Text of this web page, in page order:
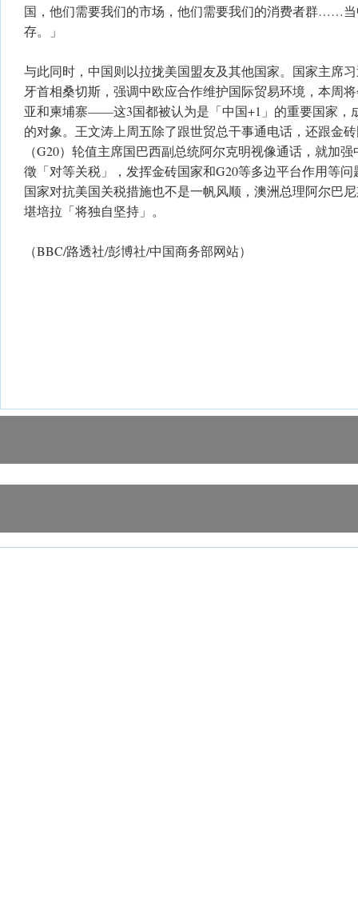
国，他们需要我们的市场，他们需要我们的消费者群……
存。」
与此同时，中国则以拉拢美国盟友及其他国家。国家主席
牙首相桑切斯，强调中欧应合作维护国际贸易环境，本周
亚和柬埔寨——这3国都被认为是「中国+1」的重要国家，
的对象。王文涛上周五除了跟世贸总干事通电话，还跟金
（G20）轮值主席国巴西副总统阿尔克明视像通话，就加
徵「对等关税」，发挥金砖国家和G20等多边平台作用等
国家对抗美国关税措施也不是一帆风顺，澳洲总理阿尔巴
堪培拉「将独自坚持」。
（BBC/路透社/彭博社/中国商务部网站）